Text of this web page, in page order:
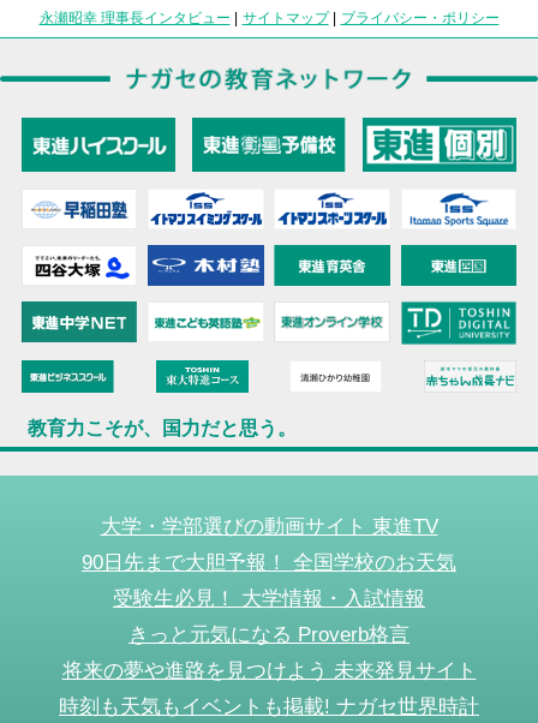
永瀬昭幸 理事長インタビュー | サイトマップ| プライバシー・ポリシー
教育力こそが、国力だと思う。
大学・学部選びの動画サイト 東進TV
90日先まで大胆予報！ 全国学校のお天気
受験生必見！ 大学情報・入試情報
きっと元気になる Proverb格言
将来の夢や進路を見つけよう 未来発見サイト
時刻も天気もイベントも掲載! ナガセ世界時計